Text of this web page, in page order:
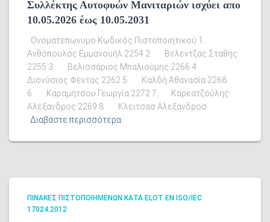
Συλλέκτης Αυτοφυών Μανιταριών ισχύει απο
10.05.2026 έως 10.05.2031
Ονοματεπώνυμο Κωδικός Πιστοποιητικού 1.
Ανθόπουλος Εμμανουήλ 2254 2. Βελεντζας Σταθης
2255 3. Βελισσάριος Μπαλιούμης 2266 4.
Διονύσιος Φέντας 2262 5. Καλδή Αθανασία 2268
6. Καραμήτσου Γεωργία 2272 7. Καρκατζούλης
Αλέξανδρος 2269 8. Κλειτσασ Αλεξανδροσ
Διαβάστε περισσότερα
ΠΊΝΑΚΕΣ ΠΙΣΤΟΠΟΙΗΜΈΝΩΝ ΚΑΤΆ ELOT EN ISO/IEC
17024:2012